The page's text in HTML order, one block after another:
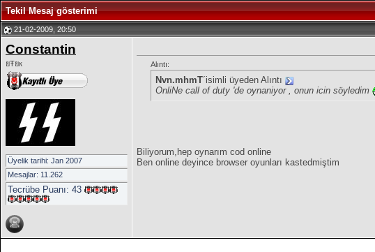
Tekil Mesaj gösterimi
21-02-2009, 20:50
Constantin
ยŦยк
Üyelik tarihi: Jan 2007
Mesajlar: 11.262
Tecrübe Puanı: 43
Alıntı:
Nvn.mhmT´isimli üyeden Alıntı
OnliNe call of duty 'de oynaniyor , onun icin söyledim
Biliyorum,hep oynarım cod online
Ben online deyince browser oyunları kastedmiştim